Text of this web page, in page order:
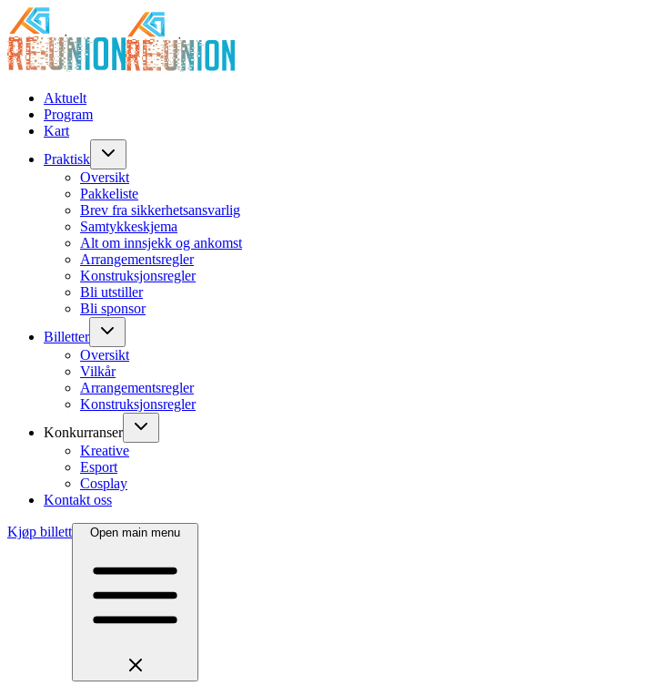
Aktuelt
Program
Kart
Praktisk
Oversikt
Pakkeliste
Brev fra sikkerhetsansvarlig
Samtykkeskjema
Alt om innsjekk og ankomst
Arrangementsregler
Konstruksjonsregler
Bli utstiller
Bli sponsor
Billetter
Oversikt
Vilkår
Arrangementsregler
Konstruksjonsregler
Konkurranser
Kreative
Esport
Cosplay
Kontakt oss
Kjøp billett Open main menu